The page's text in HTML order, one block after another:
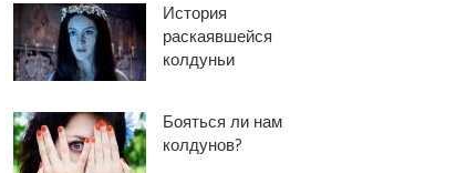
История
раскаявшейся
колдуньи
Бояться ли нам
колдунов?